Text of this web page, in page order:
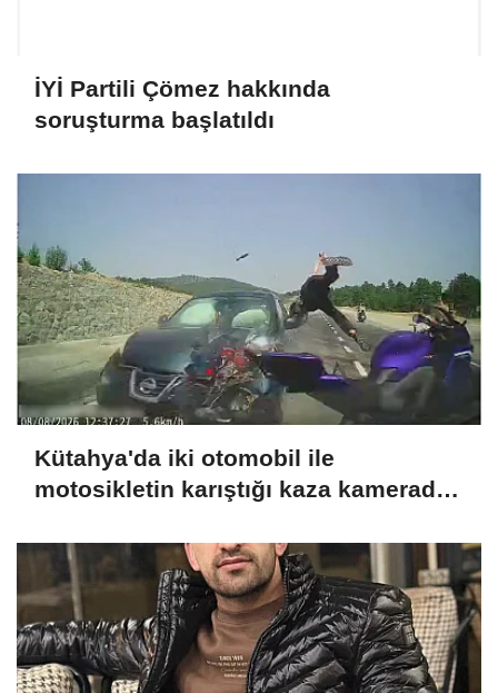
İYİ Partili Çömez hakkında
soruşturma başlatıldı
Kütahya'da iki otomobil ile
motosikletin karıştığı kaza kamerada: